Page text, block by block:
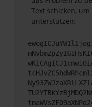
Text schicken,
unterstützen: